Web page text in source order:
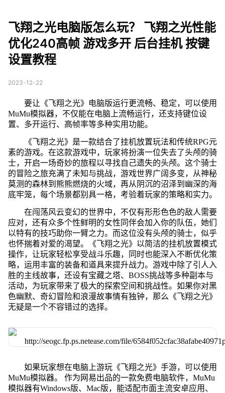
台挂机 按键设置教程
飞翔之光电脑版怎么玩？ 飞翔之光性能
优化240高帧 游戏多开 后台挂机 按键
设置教程
2023-12-22
要让《飞翔之光》电脑版运行更流畅、稳定，可以使用
MuMu模拟器，不仅能在电脑上流畅运行，还支持键位设
置、多开运行、高帧率等多种实用功能。
《飞翔之光》是一款结合了挂机放置玩法和传统RPG元
素的游戏。在这款游戏中，玩家将扮演一位失去了头颅的骑
士，开启一场奇妙的旅程以寻找自己遗失的头颅。这个骑士
的冒险之旅充满了未知与挑战，游戏世界广阔多变，从神秘
莫测的森林到熊熊燃烧的火域，再从阴沉的沼泽到幽深的海
底牢笼，每个场景都别具一格，考验着玩家的策略和实力。
在闯荡风云变幻的世界中，不仅有形形色色的敌人需要
应对，还有众多个性鲜明的女性同伴会加入你的队伍，她们
以特有的技巧助你一臂之力。而这位没有头颅的骑士，似乎
也怀揣着对爱的渴望。《飞翔之光》以简洁的挂机放置模式
操作，让玩家轻松享受战斗乐趣，同时也能深入不断优化策
略，运用丰富的装备和道具来提升战力。游戏中除了引人入
胜的主线故事，还设有宝藏之塔、BOSS挑战等多种副本与
活动，为玩家带来了极大的探索空间和挑战性。如果你对黑
色幽默、奇幻冒险和浪漫故事情有独钟，那么《飞翔之光》
无疑是一个不容错过的选择。
如果玩家想在电脑上游玩《飞翔之光》手游，可以使用
MuMu模拟器。 作为网易出品的一款免费电脑软件，MuMu
模拟器有Windows版、Mac版，能适配市面主流安卓应用、